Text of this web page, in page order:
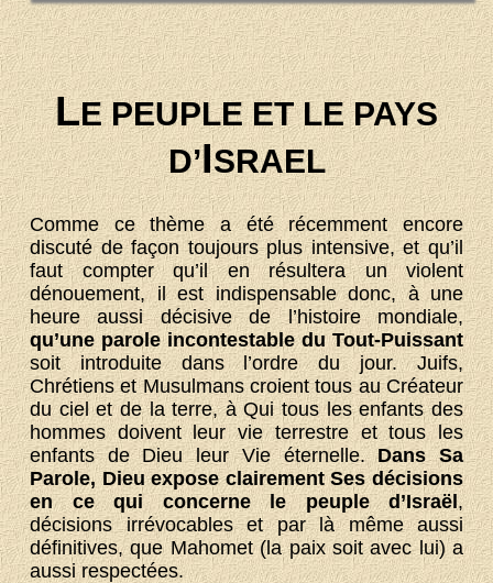
LE PEUPLE ET LE PAYS
D’ISRAEL
Comme ce thème a été récemment encore
discuté de façon toujours plus intensive, et qu’il
faut compter qu’il en résultera un violent
dénouement, il est indispensable donc, à une
heure aussi décisive de l’histoire mondiale,
qu’une parole incontestable du Tout-Puissant
soit introduite dans l’ordre du jour. Juifs,
Chrétiens et Musulmans croient tous au Créateur
du ciel et de la terre, à Qui tous les enfants des
hommes doivent leur vie terrestre et tous les
enfants de Dieu leur Vie éternelle.Dans Sa
Parole, Dieu expose clairement Ses décisions
en ce qui concerne le peuple d’Israël,
décisions irrévocables et par là même aussi
définitives, que Mahomet (la paix soit avec lui) a
aussi respectées.